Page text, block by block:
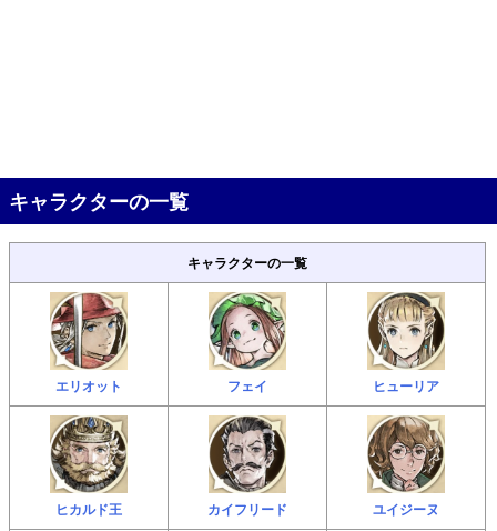
キャラクターの一覧
キャラクターの一覧
エリオット フェイ ヒューリア
ヒカルド王 カイフリード ユイジーヌ